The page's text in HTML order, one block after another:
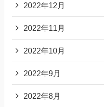
2022年12月
2022年11月
2022年10月
2022年9月
2022年8月